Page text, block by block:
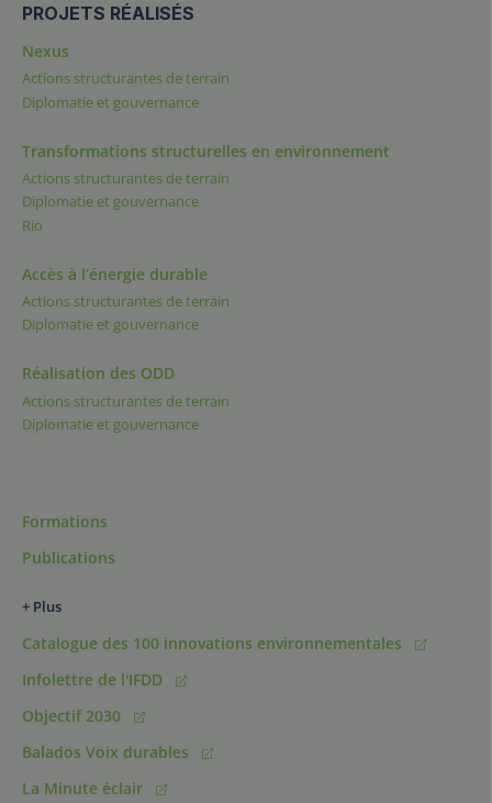
PROJETS RÉALISÉS
Nexus
Actions structurantes de terrain
Diplomatie et gouvernance
Transformations structurelles en environnement
Actions structurantes de terrain
Diplomatie et gouvernance
Rio
Accès à l’énergie durable
Actions structurantes de terrain
Diplomatie et gouvernance
Réalisation des ODD
Actions structurantes de terrain
Diplomatie et gouvernance
Formations
Publications
+ Plus
Catalogue des 100 innovations environnementales
Infolettre de l'IFDD
Objectif 2030
Balados Voix durables
La Minute éclair